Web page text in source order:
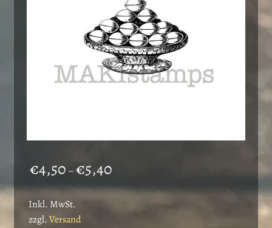
€4,50 –€5,40
bis
Inkl. MwSt.
zzgl.Versand